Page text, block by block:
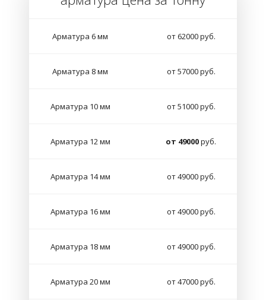
Арматура 6 мм от 62000 руб.
Арматура 8 мм от 57000 руб.
Арматура 10 мм от 51000 руб.
Арматура 12 мм от 49000руб.
Арматура 14 мм от 49000 руб.
Арматура 16 мм от 49000 руб.
Арматура 18 мм от 49000 руб.
Арматура 20 мм от 47000 руб.